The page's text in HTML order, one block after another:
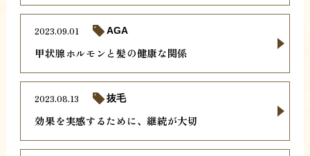
甲状腺ホルモンと髪の健康な関係
2023.09.01 AGA
効果を実感するために、継続が大切
2023.08.13 抜毛